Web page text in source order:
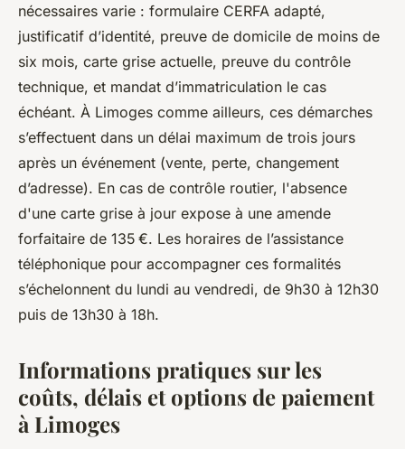
nécessaires varie : formulaire CERFA adapté,
justificatif d’identité, preuve de domicile de moins de
six mois, carte grise actuelle, preuve du contrôle
technique, et mandat d’immatriculation le cas
échéant. À Limoges comme ailleurs, ces démarches
s’effectuent dans un délai maximum de trois jours
après un événement (vente, perte, changement
d’adresse). En cas de contrôle routier, l'absence
d'une carte grise à jour expose à une amende
forfaitaire de 135 €. Les horaires de l’assistance
téléphonique pour accompagner ces formalités
s’échelonnent du lundi au vendredi, de 9h30 à 12h30
puis de 13h30 à 18h.
Informations pratiques sur les
coûts, délais et options de paiement
à Limoges